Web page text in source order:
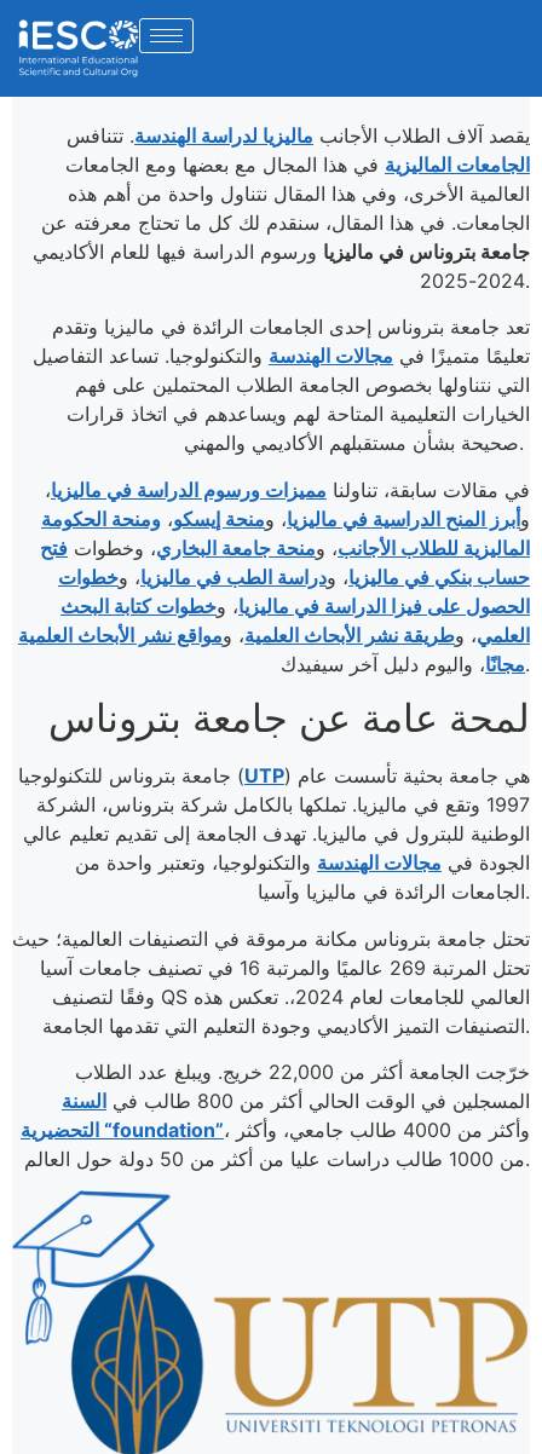
يقصد آلاف الطلاب الأجانب ماليزيا لدراسة الهندسة. تتنافس
الجامعات الماليزية في هذا المجال مع بعضها ومع الجامعات
العالمية الأخرى، وفي هذا المقال نتناول واحدة من أهم هذه
الجامعات. في هذا المقال، سنقدم لك كل ما تحتاج معرفته عن
جامعة بتروناس في ماليزيا ورسوم الدراسة فيها للعام الأكاديمي
2024-2025.
تعد جامعة بتروناس إحدى الجامعات الرائدة في ماليزيا وتقدم
تعليمًا متميزًا في مجالات الهندسة والتكنولوجيا. تساعد التفاصيل
التي نتناولها بخصوص الجامعة الطلاب المحتملين على فهم
الخيارات التعليمية المتاحة لهم ويساعدهم في اتخاذ قرارات
صحيحة بشأن مستقبلهم الأكاديمي والمهني.
في مقالات سابقة، تناولنا مميزات ورسوم الدراسة في ماليزيا،
وأبرز المنح الدراسية في ماليزيا، ومنحة إيسكو، ومنحة الحكومة
الماليزية للطلاب الأجانب، ومنحة جامعة البخاري، وخطوات فتح
حساب بنكي في ماليزيا، ودراسة الطب في ماليزيا، وخطوات
الحصول على فيزا الدراسة في ماليزيا، وخطوات كتابة البحث
العلمي، وطريقة نشر الأبحاث العلمية، ومواقع نشر الأبحاث العلمية
مجانًا، واليوم دليل آخر سيفيدك.
لمحة عامة عن جامعة بتروناس
جامعة بتروناس للتكنولوجيا (UTP) هي جامعة بحثية تأسست عام
1997 وتقع في ماليزيا. تملكها بالكامل شركة بتروناس، الشركة
الوطنية للبترول في ماليزيا. تهدف الجامعة إلى تقديم تعليم عالي
الجودة في مجالات الهندسة والتكنولوجيا، وتعتبر واحدة من
الجامعات الرائدة في ماليزيا وآسيا.
تحتل جامعة بتروناس مكانة مرموقة في التصنيفات العالمية؛ حيث
تحتل المرتبة 269 عالميًا والمرتبة 16 في تصنيف جامعات آسيا
وفقًا لتصنيف QS العالمي للجامعات لعام 2024،. تعكس هذه
التصنيفات التميز الأكاديمي وجودة التعليم التي تقدمها الجامعة.
خرّجت الجامعة أكثر من 22,000 خريج. ويبلغ عدد الطلاب
المسجلين في الوقت الحالي أكثر من 800 طالب في
السنة
التحضيرية “foundation”، وأكثر من 4000 طالب جامعي، وأكثر
من 1000 طالب دراسات عليا من أكثر من 50 دولة حول العالم.